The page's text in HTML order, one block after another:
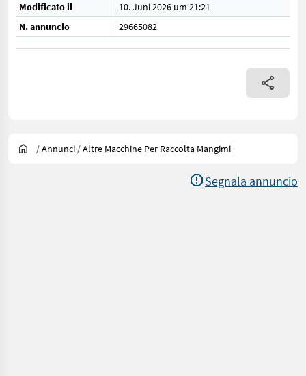
Modificato il
10. Juni 2026 um 21:21
N. annuncio
29665082
/Annunci /Altre Macchine Per Raccolta Mangimi
Segnala annuncio